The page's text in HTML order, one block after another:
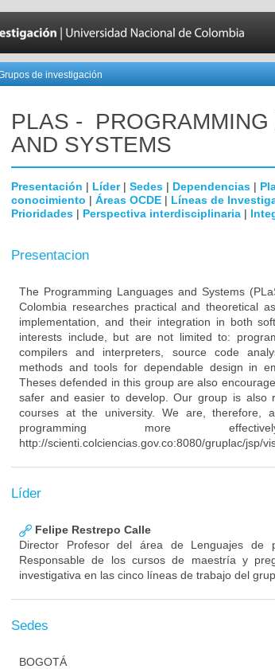
de investigación
PLAS - PROGRAMMING
AND SYSTEMS
Presentación | Líder| Sedes | Dependencias |
conocimiento | Áreas OCDE | Líneas de
Prioridades | Perspectiva interdisciplinaria |
Presentacion
The Programming Languages and Systems
Colombia researches practical and theoretical
implementation, and their integration in both
interests include, but are not limited to:
compilers and interpreters, source code
methods and tools for dependable design in
Theses defended in this group are also
safer and easier to develop. Our group is also
courses at the university. We are, therefore,
programming more
http://scienti.colciencias.gov.co:8080/gruplac/jsp/
Líder
Felipe Restrepo Calle
Director Profesor del área de Lenguajes de
Responsable de los cursos de maestría y
investigativa en las cinco líneas de trabajo del
Sedes
BOGOTÁ